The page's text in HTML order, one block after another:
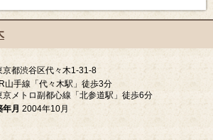
京都渋谷区代々木1-31-8
山手線「代々木駅」徒歩3分
京メトロ副都心線「北参道駅」徒歩6分
年月 2004年10月